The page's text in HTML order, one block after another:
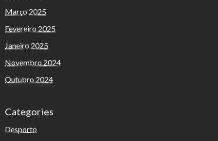
Março 2025
Fevereiro 2025
Janeiro 2025
Novembro 2024
Outubro 2024
Categories
Desporto